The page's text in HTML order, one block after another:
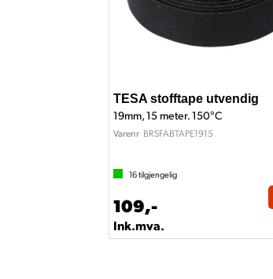
TESA stofftape utvendig
19mm, 15 meter. 150°C
Varenr BRSFABTAPE1915
16tilgjengelig
109,-
Ink.mva.